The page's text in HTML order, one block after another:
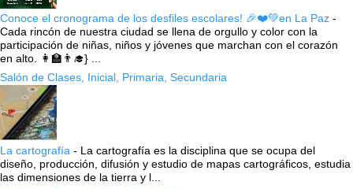
Conoce el cronograma de los desfiles escolares! 🎉❤️💚en La Paz -
Cada rincón de nuestra ciudad se llena de orgullo y color con la
participación de niñas, niños y jóvenes que marchan con el corazón
en alto. 👩‍🏫👨‍🎓} ...
Salón de Clases, Inicial, Primaria, Secundaria
La cartografía - La cartografía es la disciplina que se ocupa del
diseño, producción, difusión y estudio de mapas cartográficos, estudia
las dimensiones de la tierra y l...